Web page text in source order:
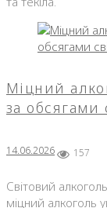
Міцний
за обсягами
14.06.2026 157
Світовий
міцний алкоголь